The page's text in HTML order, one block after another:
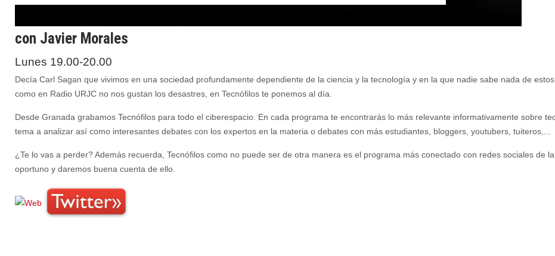
con Javier Morales
Lunes 19.00-20.00
Decía Carl Sagan que vivimos en una sociedad profundamente dependiente de la ciencia y la tecnología y en la que nadie sabe nada de
como en Radio URJC no nos gustan los desastres, en Tecnófilos te ponemos al día.
Desde Granada grabamos Tecnófilos para todo el ciberespacio. En cada programa te encontrarás lo más relevante informativamente sobre
tema a analizar así como interesantes debates con los expertos en la materia o debates con más estudiantes, bloggers, youtubers, tuiteros,...
¿Te lo vas a perder? Además recuerda, Tecnófilos como no puede ser de otra manera es el programa más conectado con redes sociales de
oportuno y daremos buena cuenta de ello.